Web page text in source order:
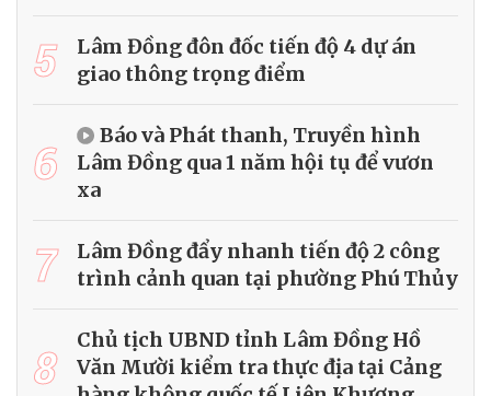
5
Lâm Đồng đôn đốc tiến độ 4 dự án
giao thông trọng điểm
6
Báo và Phát thanh, Truyền hình
Lâm Đồng qua 1 năm hội tụ để vươn
xa
7
Lâm Đồng đẩy nhanh tiến độ 2 công
trình cảnh quan tại phường Phú Thủy
8
Chủ tịch UBND tỉnh Lâm Đồng Hồ
Văn Mười kiểm tra thực địa tại Cảng